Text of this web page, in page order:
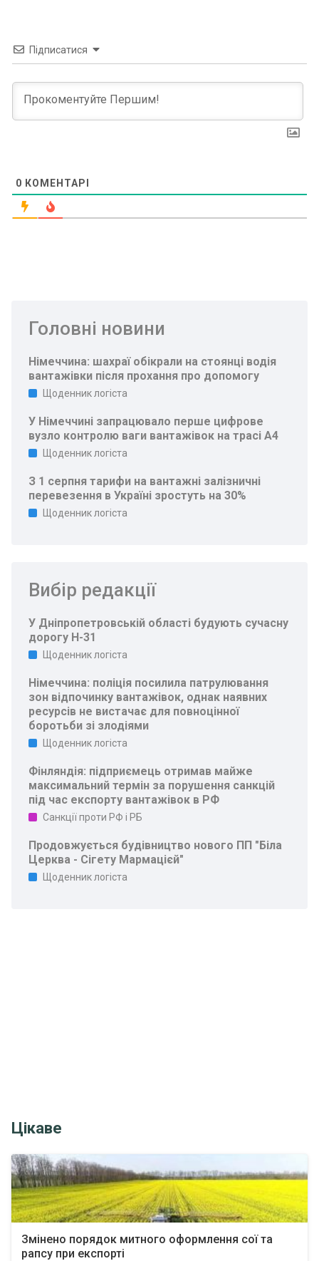
Підписатися
0 КОМЕНТАРІ
Головні новини
Німеччина: шахраї обікрали на стоянці водія
вантажівки після прохання про допомогу
Щоденник логіста
У Німеччині запрацювало перше цифрове
вузло контролю ваги вантажівок на трасі A4
Щоденник логіста
З 1 серпня тарифи на вантажні залізничні
перевезення в Україні зростуть на 30%
Щоденник логіста
Вибір редакції
У Дніпропетровській області будують сучасну
дорогу Н-31
Щоденник логіста
Німеччина: поліція посилила патрулювання
зон відпочинку вантажівок, однак наявних
ресурсів не вистачає для повноцінної
боротьби зі злодіями
Щоденник логіста
Фінляндія: підприємець отримав майже
максимальний термін за порушення санкцій
під час експорту вантажівок в РФ
Санкції проти РФ і РБ
Продовжується будівництво нового ПП "Біла
Церква - Сігету Мармацієй"
Щоденник логіста
Цікаве
Змінено порядок митного оформлення сої та
рапсу при експорті